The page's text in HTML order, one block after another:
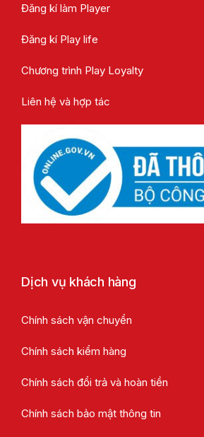
Đăng kí làm Player
Đăng kí Play life
Chương trình Play Loyalty
Liên hệ và hợp tác
Dịch vụ khách hàng
Chính sách vận chuyển
Chính sách kiểm hàng
Chính sách đổi trả và hoàn tiền
Chính sách bảo mật thông tin